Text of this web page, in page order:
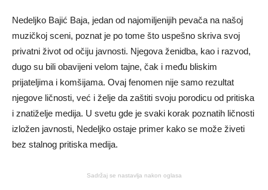
Nedeljko Bajić Baja, jedan od najomiljenijih pevača na našoj
muzičkoj sceni, poznat je po tome što uspešno skriva svoj
privatni život od očiju javnosti. Njegova ženidba, kao i razvod,
dugo su bili obavijeni velom tajne, čak i među bliskim
prijateljima i komšijama. Ovaj fenomen nije samo rezultat
njegove ličnosti, već i želje da zaštiti svoju porodicu od pritiska
i znatiželje medija. U svetu gde je svaki korak poznatih ličnosti
izložen javnosti, Nedeljko ostaje primer kako se može živeti
bez stalnog pritiska medija.
Sadržaj se nastavlja nakon oglasa